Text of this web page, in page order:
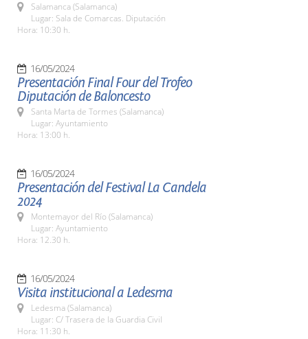
Salamanca (Salamanca)
Lugar: Sala de Comarcas. Diputación
Hora: 10:30 h.
16/05/2024
Presentación Final Four del Trofeo
Diputación de Baloncesto
Santa Marta de Tormes (Salamanca)
Lugar: Ayuntamiento
Hora: 13:00 h.
16/05/2024
Presentación del Festival La Candela
2024
Montemayor del Río (Salamanca)
Lugar: Ayuntamiento
Hora: 12.30 h.
16/05/2024
Visita institucional a Ledesma
Ledesma (Salamanca)
Lugar: C/ Trasera de la Guardia Civil
Hora: 11:30 h.